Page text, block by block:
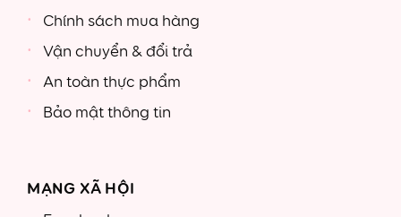
Chính sách mua hàng
Vận chuyển & đổi trả
An toàn thực phẩm
Bảo mật thông tin
MẠNG XÃ HỘI